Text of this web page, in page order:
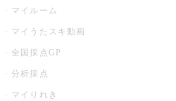
マイルーム
マイうたスキ動画
全国採点GP
分析採点
マイりれき